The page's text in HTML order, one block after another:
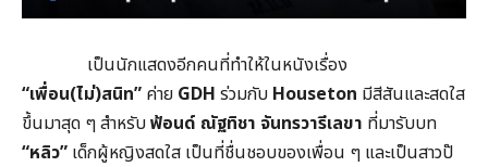
​ เป็นนักแสดงอีกคนที่ทำให้ในหนังเรื่อง
“เพื่อน(ไม่)สนิท” ค่าย GDH ร่วมกับ Houseton มีสีสันและสดใส
ขึ้นมาสุด ๆ สำหรับฟ้อนด์ ณัฐทิชา จันทรวารีเลขา ที่มารับบท
“หลิว” เด็กผู้หญิงสดใส เป็นที่ชื่นชอบของเพื่อน ๆ และเป็นสาวป๊